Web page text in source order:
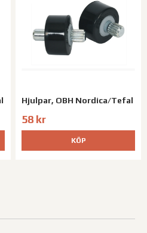
Hjulpar, OBH Nordica/Tefal
58 kr
KÖP